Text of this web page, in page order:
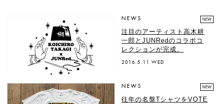
NEWS NEW
注目のアーティスト高木耕
一郎とJUNRedのコラボコ
レクションが完成。
2016.5.11 WED
NEWS NEW
往年の名盤TシャツをVOTE